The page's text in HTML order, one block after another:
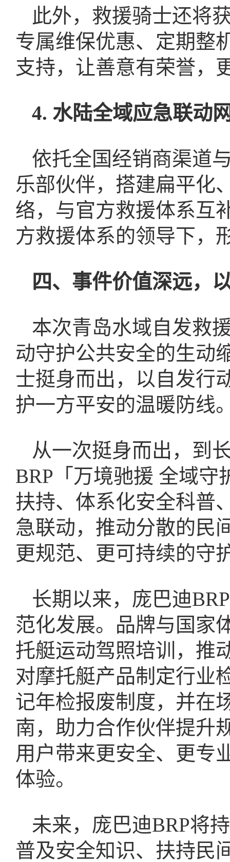
此外，救援骑士还将
专属维保优惠、定期整
支持，让善意有荣誉，
4. 水陆全域应急联动
依托全国经销商渠道
乐部伙伴，搭建扁平化
络，与官方救援体系互
方救援体系的领导下，
四、事件价值深远，
本次青岛水域自发救
动守护公共安全的生动
士挺身而出，以自发行
护一方平安的温暖防线
从一次挺身而出，到
BRP「万境驰援 全域
扶持、体系化安全科普
急联动，推动分散的民
更规范、更可持续的守
长期以来，庞巴迪
范化发展。品牌与国家
托艇运动驾照培训，推
对摩托艇产品制定行业
记年检报废制度，并在
南，助力合作伙伴提升
用户带来更安全、更专
体验。
未来，庞巴迪BRP将
普及安全知识、扶持民